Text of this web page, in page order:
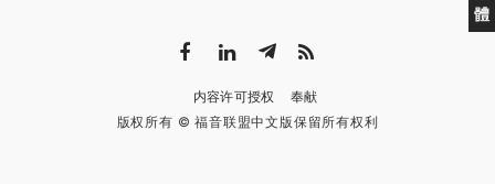
體
内容许可授权
奉献
版权所有 © 福音联盟中文版保留所有权利